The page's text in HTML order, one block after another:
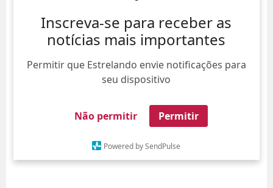
Inscreva-se para receber as
notícias mais importantes
Permitir que Estrelando envie notificações para
seu dispositivo
Não permitir Permitir
Powered by SendPulse